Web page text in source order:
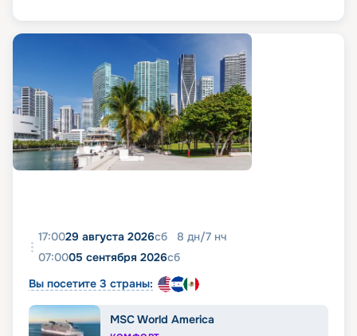
17:0029 августа 2026сб 8 дн/7 нч
07:0005 сентября 2026сб
Вы посетите 3 страны:
MSC World America